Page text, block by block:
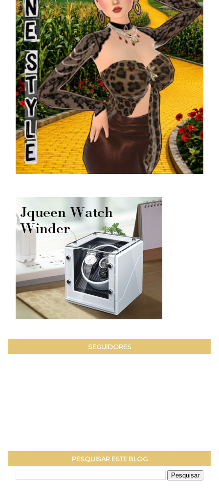
SEGUIDORES
PESQUISAR ESTE BLOG